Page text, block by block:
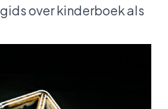
gids over kinderboek als